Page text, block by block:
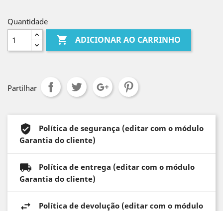
Quantidade
 ADICIONAR AO CARRINHO
Partilhar
Política de segurança (editar com o módulo
Garantia do cliente)
Política de entrega (editar com o módulo
Garantia do cliente)
Política de devolução (editar com o módulo